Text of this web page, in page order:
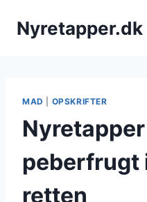
Nyretapper.dk
MAD OPSKRIFTER
peberfrugt
retten